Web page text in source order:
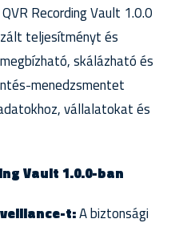
Recording Vault 1.0.0
teljesítményt és
skálázható és
menedzsmentet
vállalatokat és
Vault 1.0.0-ban
t:A biztonsági